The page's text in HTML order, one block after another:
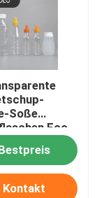
Soße
Eco
Kontakt